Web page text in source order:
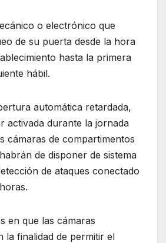
o electrónico que
de su puerta desde la hora
hasta la primera
hábil.
automática retardada,
activada durante la jornada
cámaras de compartimentos
de disponer de sistema
de ataques conectado
en que las cámaras
la finalidad de permitir el